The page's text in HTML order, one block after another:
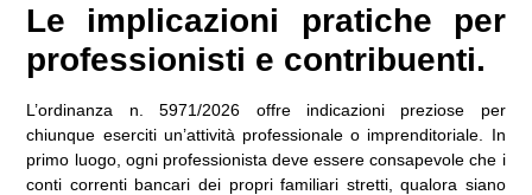
Le implicazioni pratiche per
professionisti e contribuenti.
L’ordinanza n. 5971/2026 offre indicazioni preziose per
chiunque eserciti un’attività professionale o imprenditoriale. In
primo luogo, ogni professionista deve essere consapevole che i
conti correnti bancari dei propri familiari stretti, qualora siano